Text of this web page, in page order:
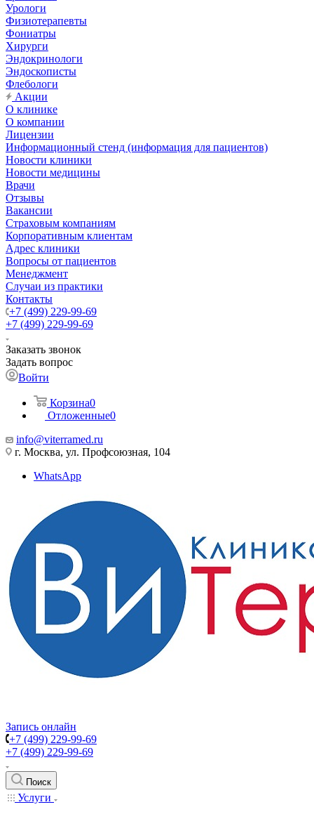
Урологи
Физиотерапевты
Фониатры
Хирурги
Эндокринологи
Эндоскописты
Флебологи
Акции
О клинике
О компании
Лицензии
Информационный стенд (информация для пациентов)
Новости клиники
Новости медицины
Врачи
Отзывы
Вакансии
Страховым компаниям
Корпоративным клиентам
Адрес клиники
Вопросы от пациентов
Менеджмент
Случаи из практики
Контакты
+7 (499) 229-99-69
+7 (499) 229-99-69
Заказать звонок
Задать вопрос
Войти
Корзина0
Отложенные0
info@viterramed.ru
г. Москва, ул. Профсоюзная, 104
WhatsApp
Запись онлайн
+7 (499) 229-99-69
+7 (499) 229-99-69
Поиск
Услуги